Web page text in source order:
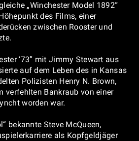
„Winchester Model 1892“
des Films, einer
zwischen Rooster und
‘73” mit Jimmy Stewart aus
auf dem Leben des in Kansas
Polizisten Henry N. Brown,
verfehlten Bankraub von einer
worden war.
bekannte Steve McQueen,
als Kopfgeldjäger